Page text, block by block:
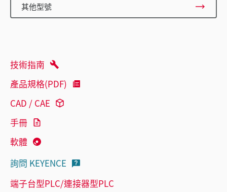
其他型號
技術指南
產品規格(PDF)
CAD / CAE
手冊
軟體
詢問 KEYENCE
端子台型PLC/連接器型PLC